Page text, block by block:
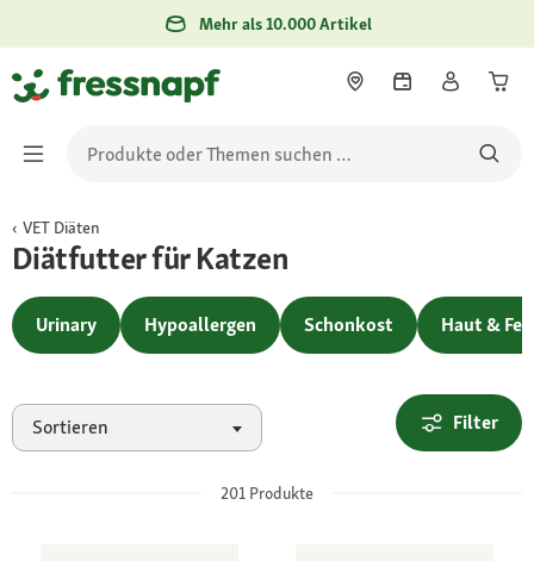
Mehr als 10.000 Artikel
VET Diäten
Diätfutter für Katzen
Urinary Hypoallergen Schonkost Haut & Fell
Sortieren Filter
201 Produkte